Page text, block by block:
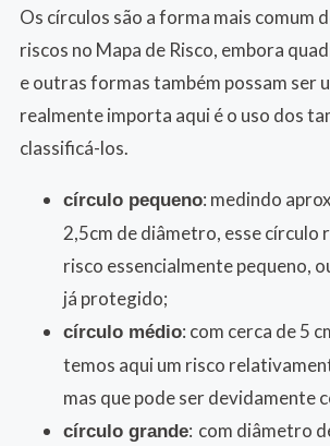
Os círculos são a forma mais comum
riscos no Mapa de Risco, embora
e outras formas também possam ser
realmente importa aqui é o uso dos
classificá-los.
círculo pequeno: medindo
2,5cm de diâmetro, esse círculo
risco essencialmente pequeno,
já protegido;
círculo médio: com cerca de 5
temos aqui um risco
mas que pode ser devidamente
círculo grande: com diâmetro